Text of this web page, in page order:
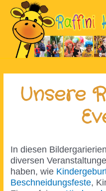
Inhalt
springen
Unsere
In diesen
diversen
haben, wie
Beschneidungsfeste,